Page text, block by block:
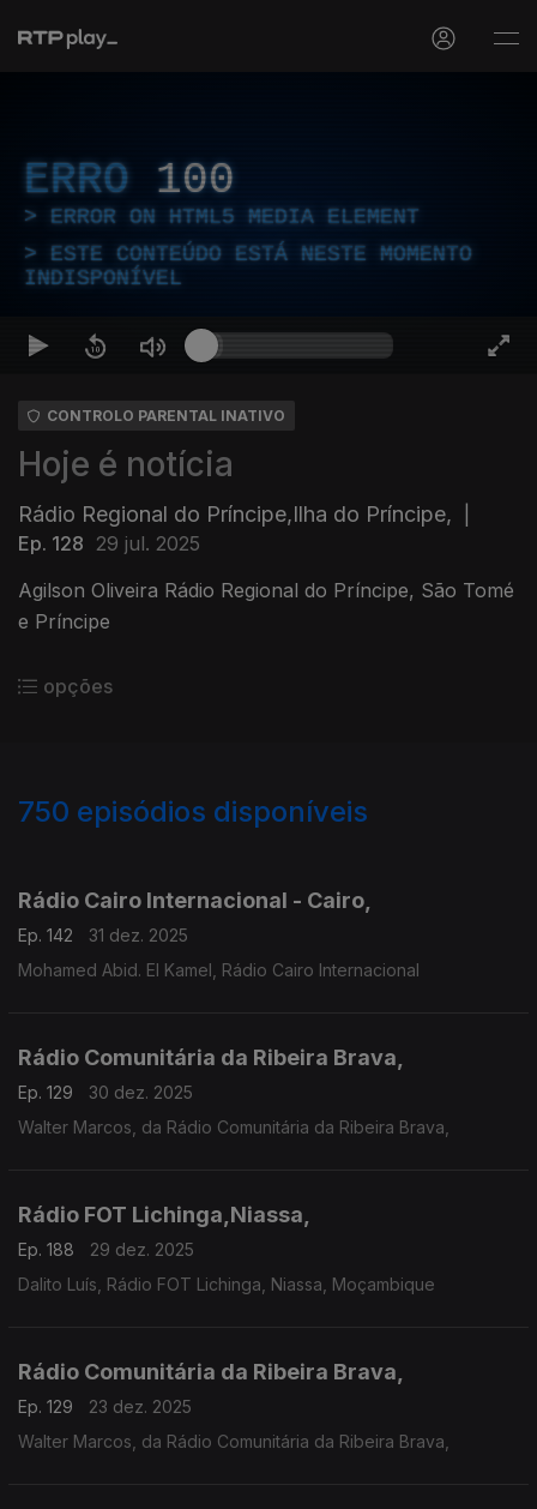
ERRO 100
ERROR ON HTML5 MEDIA ELEMENT
ESTE CONTEÚDO ESTÁ NESTE MOMENTO
INDISPONÍVEL
CONTROLO PARENTAL INATIVO
Hoje é notícia
Rádio Regional do Príncipe,Ilha do Príncipe,
Ep. 128 29 jul. 2025
Agilson Oliveira Rádio Regional do Príncipe, São Tomé
e Príncipe
opções
750 episódios disponíveis
Rádio Cairo Internacional - Cairo,
Ep. 142
31 dez. 2025
Mohamed Abid. El Kamel, Rádio Cairo Internacional
Rádio Comunitária da Ribeira Brava,
Ep. 129
30 dez. 2025
Walter Marcos, da Rádio Comunitária da Ribeira Brava,
Rádio FOT Lichinga,Niassa,
Ep. 188
29 dez. 2025
Dalito Luís, Rádio FOT Lichinga, Niassa, Moçambique
Rádio Comunitária da Ribeira Brava,
Ep. 129
23 dez. 2025
Walter Marcos, da Rádio Comunitária da Ribeira Brava,